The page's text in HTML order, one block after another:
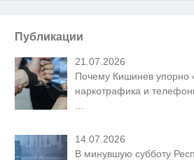
Публикации
21.07.2026
Почему Кишинев упорно
наркотрафика и
14.07.2026
В минувшую субботу